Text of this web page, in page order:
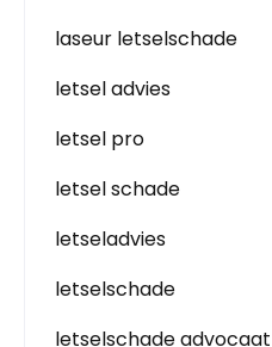
laseur letselschade
letsel advies
letsel pro
letsel schade
letseladvies
letselschade
letselschade